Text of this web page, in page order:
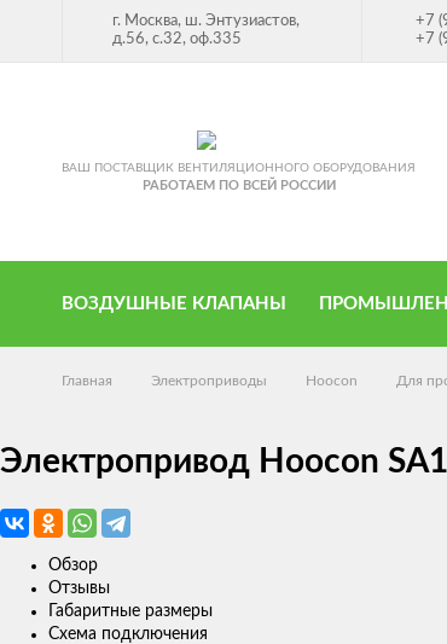
г. Москва, ш. Энтузиастов,
д.56, с.32, оф.335
+7
+7
ВАШ ПОСТАВЩИК ВЕНТИЛЯЦИОННОГО ОБОРУДОВАНИЯ
РАБОТАЕМ ПО ВСЕЙ РОССИИ
ВОЗДУШНЫЕ КЛАПАНЫ
Главная Электроприводы Hoocon Для
Электропривод Hoocon
Обзор
Отзывы
Габаритные размеры
Схема подключения